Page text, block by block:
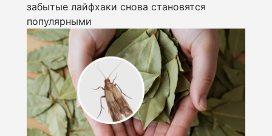
забытые лайфхаки снова становятся
популярными